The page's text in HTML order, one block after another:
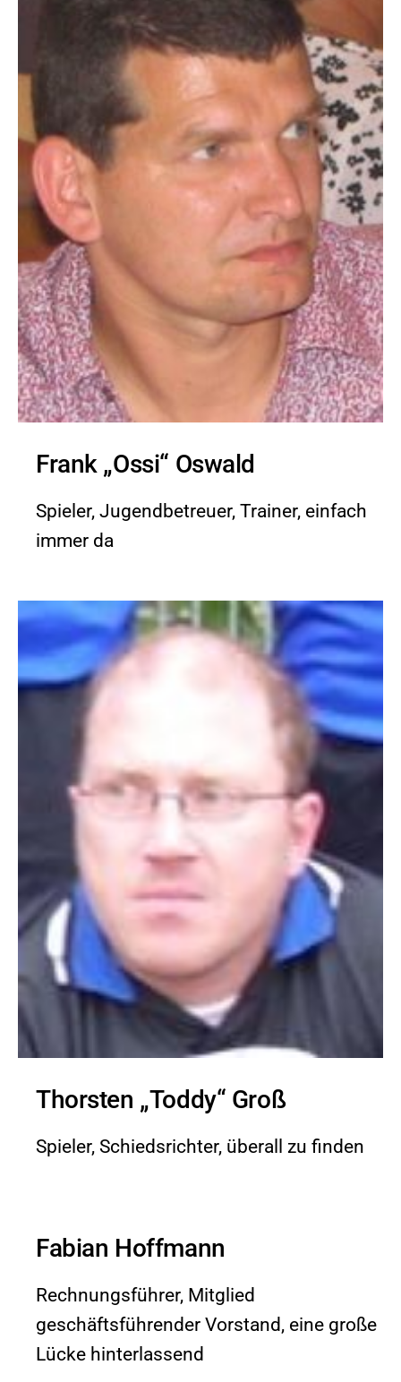
Frank „Ossi“ Oswald
Spieler, Jugendbetreuer, Trainer, einfach
immer da
Thorsten „Toddy“ Groß
Spieler, Schiedsrichter, überall zu finden
Fabian Hoffmann
Rechnungsführer, Mitglied
geschäftsführender Vorstand, eine große
Lücke hinterlassend